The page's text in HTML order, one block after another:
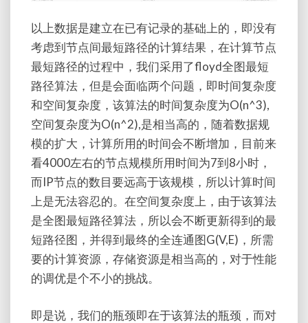
以上数据是建立在已有记录的基础上的，即没有
考虑到节点间最短路径的计算结果，在计算节点
最短路径的过程中，我们采用了floyd全图最短
路径算法，但是会面临两个问题，即时间复杂度
和空间复杂度，该算法的时间复杂度为O(n^3),
空间复杂度为O(n^2),是相当高的，随着数据规
模的扩大，计算所用的时间会不断增加，目前来
看4000左右的节点规模所用时间为7到8小时，
而IP节点的数目要远高于该规模，所以计算时间
上是无法容忍的。在空间复杂度上，由于该算法
是全图最短路径算法，所以会不断更新得到的最
短路径图，并得到最终的全连通图G(V,E)，所需
要的计算资源，存储资源是相当高的，对于性能
的调优是个不小的挑战。
即是说，我们的瓶颈即在于该算法的瓶颈，而对